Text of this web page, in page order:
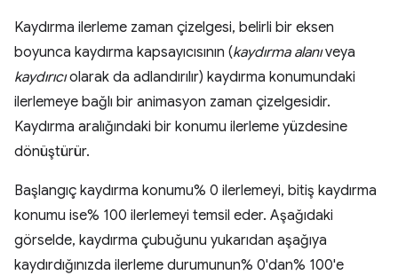
Kaydırma ilerleme zaman çizelgesi, belirli bir eksen
boyunca kaydırma kapsayıcısının (kaydırma alanıveya
kaydırıcıolarak da adlandırılır) kaydırma konumundaki
ilerlemeye bağlı bir animasyon zaman çizelgesidir.
Kaydırma aralığındaki bir konumu ilerleme yüzdesine
dönüştürür.
Başlangıç kaydırma konumu% 0 ilerlemeyi, bitiş kaydırma
konumu ise% 100 ilerlemeyi temsil eder. Aşağıdaki
görselde, kaydırma çubuğunu yukarıdan aşağıya
kaydırdığınızda ilerleme durumunun% 0'dan% 100'e